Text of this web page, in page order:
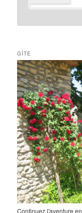
GÎTE
Continuez l'aventure